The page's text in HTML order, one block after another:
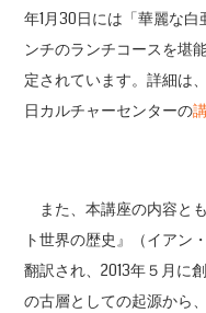
年1月30日には「華麗な
ンチのランチコースを堪
定されています。詳細は
日カルチャーセンターの
また、本講座の内容と
ト世界の歴史』（イアン
翻訳され、2013年５月に
の古層としての起源から